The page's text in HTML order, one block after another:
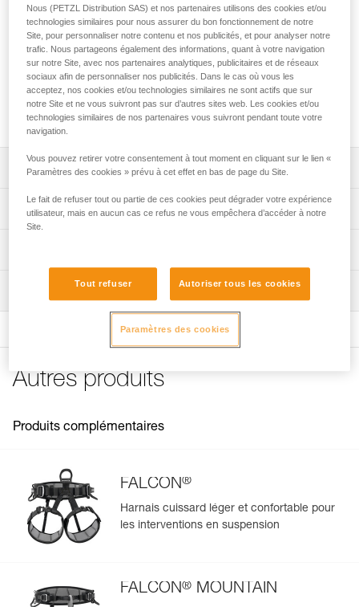
Anneau ouvrable multidirectionnel
L’anneau ouvrable RING OPEN est adapté à la connexion
quasi permanente de l’équipement. Sa forme circulaire
assure un fonctionnement optimal dans toutes les directions.
Il possède une ouverture large permettant d’installer des
cordes disposant de terminaisons cousues.
Descriptif
Anneau conçu pour une connexion quasi permanente de
l’équipement.
Large ouverture permettant d’installer des cordes avec
Spécifications techniques
Résistance petit axe: 23 kN
Ouverture : 11 mm
Certification(s): CE EN 362, conforme à la réglementation
japonaise de protection contre les chutes
Matière(s): aluminium, plastique
Référence : M028AA00
Conditionnement : 1
Déclaration de conformité
Télécharger le pdf UE-Declaration-M028AA00-P28-
FAQ
FAQ
Voir tous les contenus techniques
Inspection
Gérer et inspecter facilement votre EPI
s'afficheront automatiquement.
Autres produits
Produits complémentaires
FALCON®
Harnais cuissard léger et confortable pour
les interventions en suspension
FALCON® MOUNTAIN
Nous (PETZL Distribution SAS) et nos partenaires utilisons des cookies et/ou
technologies similaires pour nous assurer du bon fonctionnement de notre
Site, pour personnaliser notre contenu et nos publicités, et pour analyser notre
trafic. Nous partageons également des informations, quant à votre navigation
sur notre Site, avec nos partenaires analytiques, publicitaires et de réseaux
sociaux afin de personnaliser nos publicités. Dans le cas où vous les
acceptez, nos cookies et/ou technologies similaires ne sont actifs que sur
notre Site et ne vous suivront pas sur d’autres sites web. Les cookies et/ou
technologies similaires de nos partenaires vous suivront pendant toute votre
navigation.
Vous pouvez retirer votre consentement à tout moment en cliquant sur le lien «
Paramètres des cookies » prévu à cet effet en bas de page du Site.
Le fait de refuser tout ou partie de ces cookies peut dégrader votre expérience
utilisateur, mais en aucun cas ce refus ne vous empêchera d’accéder à notre
Site.
Tout refuser Autoriser tous les cookies
Paramètres des cookies